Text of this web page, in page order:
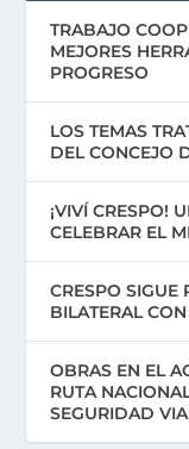
TRABAJO
MEJORES
PROGRESO
LOS TEMAS
DEL CONCEJO
¡VIVÍ CRESPO!
CELEBRAR EL
CRESPO
BILATERAL
OBRAS EN EL
RUTA
SEGURIDAD